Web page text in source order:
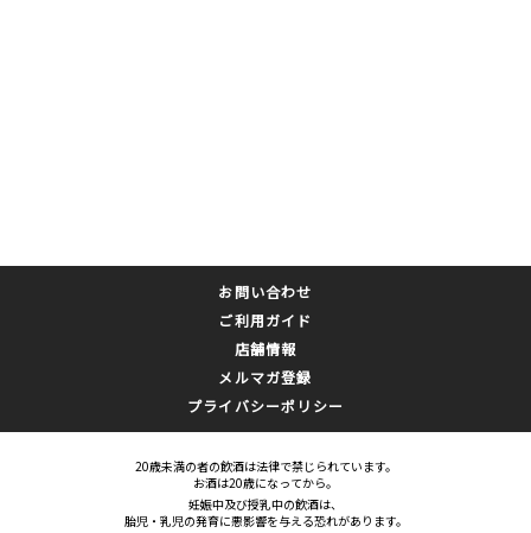
お問い合わせ
ご利用ガイド
店舗情報
メルマガ登録
プライバシーポリシー
20歳未満の者の飲酒は法律で禁じられています。
お酒は20歳になってから。
妊娠中及び授乳中の飲酒は、
胎児・乳児の発育に悪影響を与える恐れがあります。